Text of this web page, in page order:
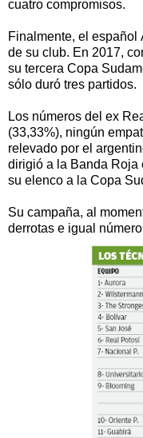
cuatro compromisos.
Finalmente, el español
de su club. En 2017,
su tercera Copa
sólo duró tres partidos.
Los números del ex
(33,33%), ningún
relevado por el
dirigió a la Banda Roja
su elenco a la Copa
Su campaña, al
derrotas e igual